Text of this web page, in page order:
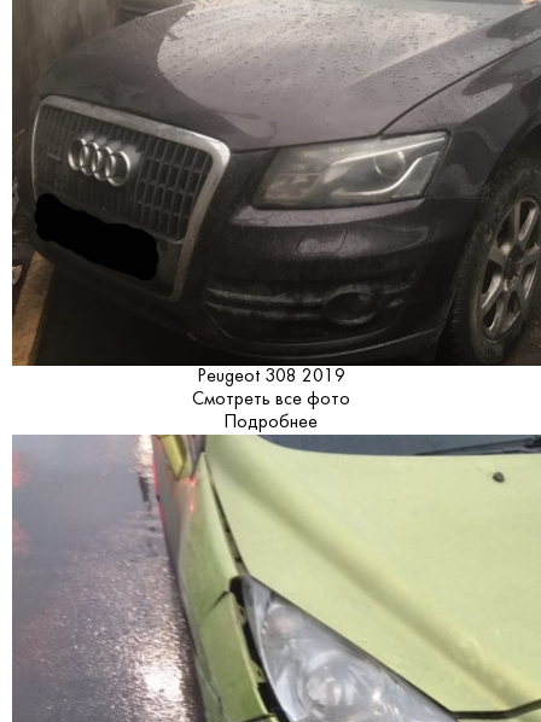
Peugeot 308 2019
Смотреть все фото
Подробнее